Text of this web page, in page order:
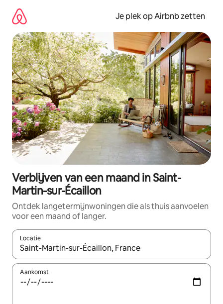
direct
naar
inhoud
Je plek op Airbnb zetten
Verblijven van een maand in Saint-
Martin-sur-Écaillon
Ontdek langetermijnwoningen die als thuis aanvoelen
voor een maand of langer.
Locatie
Wanneer er resultaten beschikbaar zijn, maak je een keuze
Aankomst